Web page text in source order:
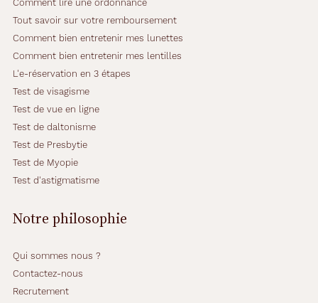
Comment lire une ordonnance
Tout savoir sur votre remboursement
Comment bien entretenir mes lunettes
Comment bien entretenir mes lentilles
L'e-réservation en 3 étapes
Test de visagisme
Test de vue en ligne
Test de daltonisme
Test de Presbytie
Test de Myopie
Test d'astigmatisme
Notre philosophie
Qui sommes nous ?
Contactez-nous
Recrutement